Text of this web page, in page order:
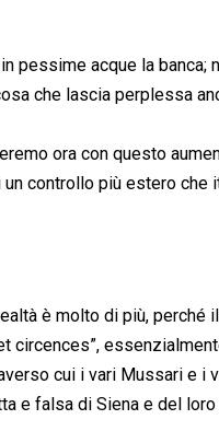
pessime acque la banca;
che lascia perplessa
ora con questo
controllo più estero che
è molto di più, perché
circences”,
cui i vari Mussari e i
e falsa di Siena e del